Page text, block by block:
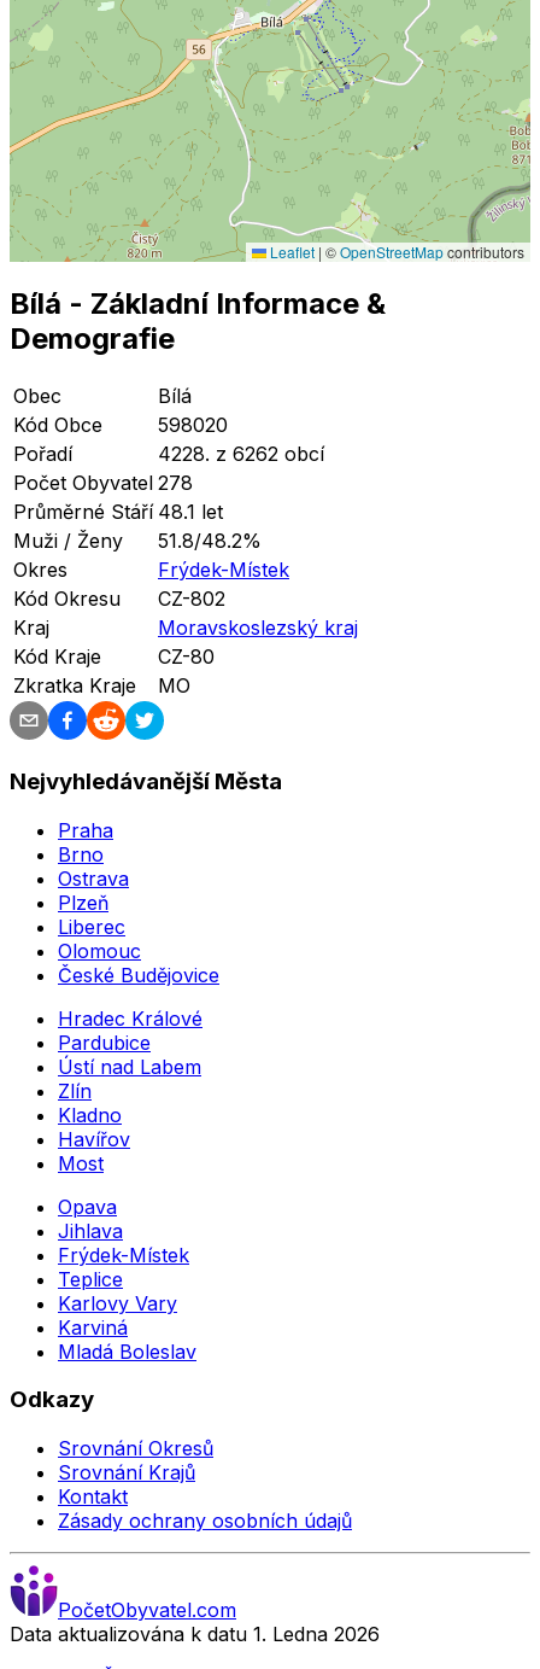
Leaflet | ©OpenStreetMapcontributors
Bílá - Základní Informace &
Demografie
Obec
Bílá
Kód Obce
598020
Pořadí
4228. z 6262 obcí
Počet Obyvatel 278
Průměrné Stáří 48.1 let
Muži / Ženy
51.8/48.2%
Okres
Frýdek-Místek
Kód Okresu
CZ-802
Kraj
Moravskoslezský kraj
Kód Kraje
CZ-80
Zkratka Kraje
MO
Nejvyhledávanější Města
Praha
Brno
Ostrava
Plzeň
Liberec
Olomouc
České Budějovice
Hradec Králové
Pardubice
Ústí nad Labem
Zlín
Kladno
Havířov
Most
Opava
Jihlava
Frýdek-Místek
Teplice
Karlovy Vary
Karviná
Mladá Boleslav
Odkazy
Srovnání Okresů
Srovnání Krajů
Kontakt
Zásady ochrany osobních údajů
PočetObyvatel.com
Data aktualizována k datu 1. Ledna 2026